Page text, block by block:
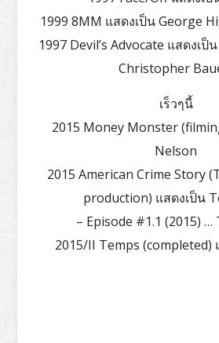
1999 8MM แสดงเป็น George
1997 Devil’s Advocate แสดงเป็
Christopher
เร็วๆนี้
2015 Money Monster
Nelson
2015 American Crime Story
production) แสดงเป็น
– Episode #1.1 (2015) …
2015/II Temps (completed)